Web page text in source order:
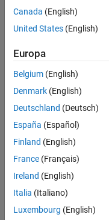
empleos
seleccionados
No se
han
todos
los
empleos.
por
ubicación
para
todos
Canada (English)
United States (English)
Europa
Belgium (English)
Denmark (English)
Deutschland (Deutsch)
España (Español)
Finland (English)
France (Français)
Ireland (English)
Italia (Italiano)
Luxembourg (English)